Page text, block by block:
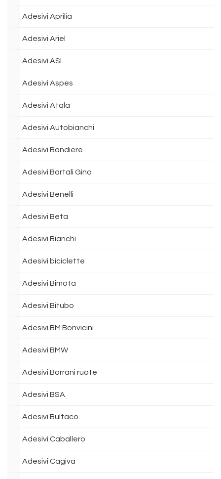
Adesivi Aprilia
Adesivi Ariel
Adesivi ASI
Adesivi Aspes
Adesivi Atala
Adesivi Autobianchi
Adesivi Bandiere
Adesivi Bartali Gino
Adesivi Benelli
Adesivi Beta
Adesivi Bianchi
Adesivi biciclette
Adesivi Bimota
Adesivi Bitubo
Adesivi BM Bonvicini
Adesivi BMW
Adesivi Borrani ruote
Adesivi BSA
Adesivi Bultaco
Adesivi Caballero
Adesivi Cagiva